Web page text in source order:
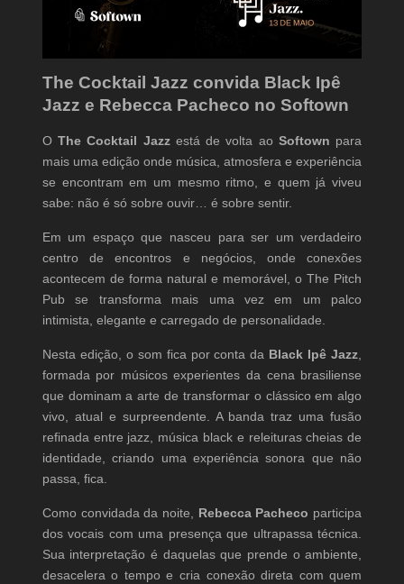
The Cocktail Jazz convida Black Ipê
Jazz e Rebecca Pacheco no Softown
OThe Cocktail Jazzestá de volta ao Softown para
mais uma edição onde música, atmosfera e experiência
se encontram em um mesmo ritmo, e quem já viveu
sabe: não é só sobre ouvir… é sobre sentir.
Em um espaço que nasceu para ser um verdadeiro
centro de encontros e negócios, onde conexões
acontecem de forma natural e memorável, o The Pitch
Pub se transforma mais uma vez em um palco
intimista, elegante e carregado de personalidade.
Nesta edição, o som fica por conta da Black Ipê Jazz,
formada por músicos experientes da cena brasiliense
que dominam a arte de transformar o clássico em algo
vivo, atual e surpreendente. A banda traz uma fusão
refinada entre jazz, música black e releituras cheias de
identidade, criando uma experiência sonora que não
passa, fica.
Como convidada da noite, Rebecca Pacheco participa
dos vocais com uma presença que ultrapassa técnica.
Sua interpretação é daquelas que prende o ambiente,
desacelera o tempo e cria conexão direta com quem